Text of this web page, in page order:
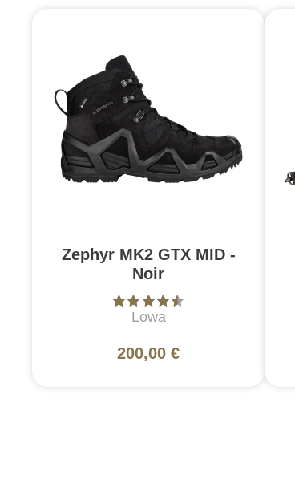
Zephyr MK2 GTX MID -
Noir
Lowa
200,00 €